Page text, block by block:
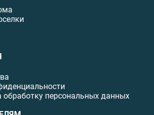
обработку персональных данных